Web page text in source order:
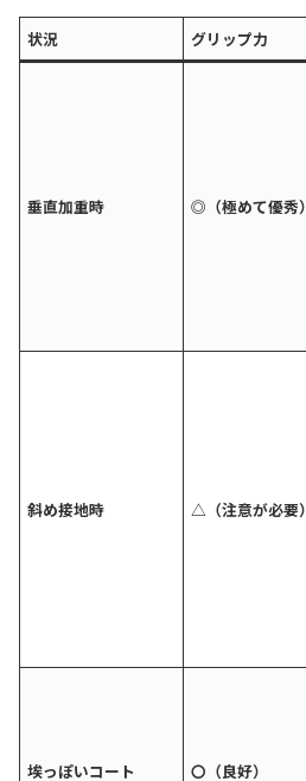
状況 グリップ力
垂直加重時 ◎（極めて優秀）
斜め接地時 △（注意が必要）
埃っぽいコート 〇（良好）